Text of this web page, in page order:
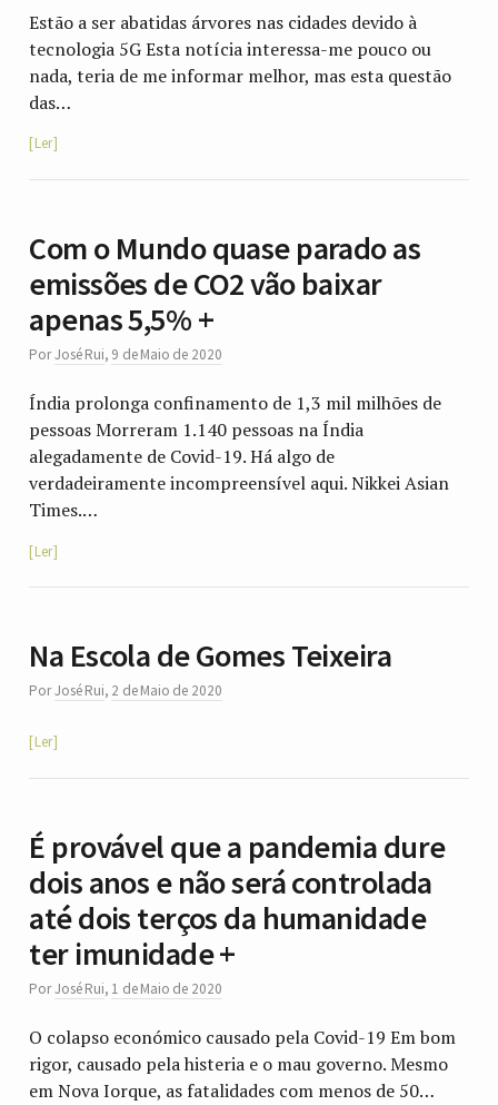
Estão a ser abatidas árvores nas cidades devido à
tecnologia 5G Esta notícia interessa-me pouco ou
nada, teria de me informar melhor, mas esta questão
das…
Ler
Com o Mundo quase parado as
emissões de CO2 vão baixar
apenas 5,5% +
PorJosé Rui, 9 de Maio de 2020
Índia prolonga confinamento de 1,3 mil milhões de
pessoas Morreram 1.140 pessoas na Índia
alegadamente de Covid-19. Há algo de
verdadeiramente incompreensível aqui. Nikkei Asian
Times.…
Ler
Na Escola de Gomes Teixeira
PorJosé Rui, 2 de Maio de 2020
Ler
É provável que a pandemia dure
dois anos e não será controlada
até dois terços da humanidade
ter imunidade +
PorJosé Rui, 1 de Maio de 2020
O colapso económico causado pela Covid-19 Em bom
rigor, causado pela histeria e o mau governo. Mesmo
em Nova Iorque, as fatalidades com menos de 50…